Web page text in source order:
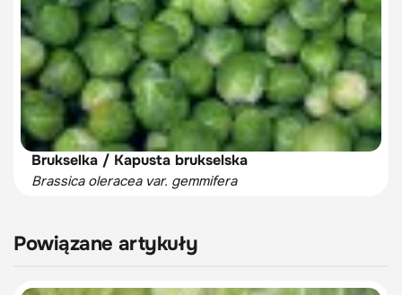
Brukselka / Kapusta brukselska
Brassica oleracea var. gemmifera
Powiązane artykuły